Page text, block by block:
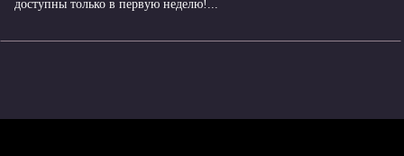
доступны только в первую неделю!...